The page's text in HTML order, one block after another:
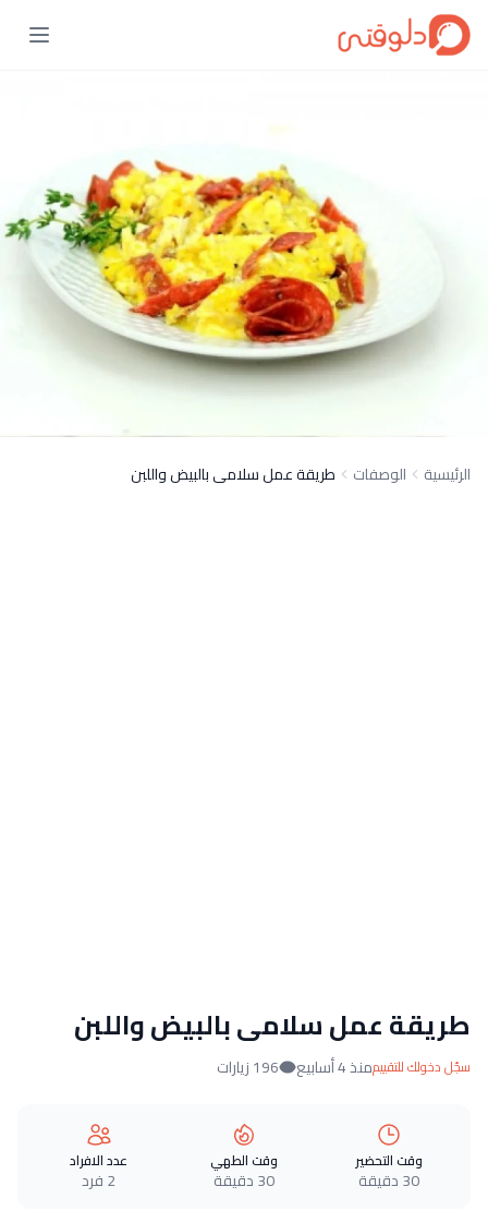
الرئيسية الوصفات طريقة عمل سلامى بالبيض واللبن
طريقة عمل سلامى بالبيض واللبن
سجّل دخولك للتقييممنذ 4 أسابيع 196 زيارات
وقت التحضير
30 دقيقة
وقت الطهي
30 دقيقة
عدد الافراد
2 فرد